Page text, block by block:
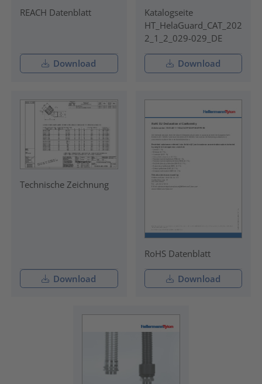
REACH Datenblatt
Download
Katalogseite
HT_HelaGuard_CAT_202
2_1_2_029-029_DE
Download
Technische Zeichnung
Download
RoHS Datenblatt
Download